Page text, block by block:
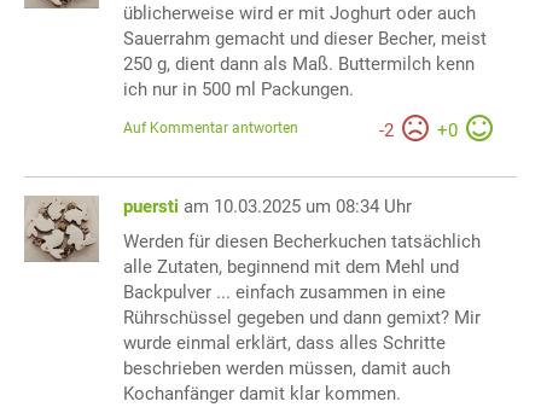
üblicherweise wird er mit Joghurt oder auch
Sauerrahm gemacht und dieser Becher, meist
250 g, dient dann als Maß. Buttermilch kenn
ich nur in 500 ml Packungen.
-2 +0
Auf Kommentar antworten
puersti am 10.03.2025 um 08:34 Uhr
Werden für diesen Becherkuchen tatsächlich
alle Zutaten, beginnend mit dem Mehl und
Backpulver ... einfach zusammen in eine
Rührschüssel gegeben und dann gemixt? Mir
wurde einmal erklärt, dass alles Schritte
beschrieben werden müssen, damit auch
Kochanfänger damit klar kommen.